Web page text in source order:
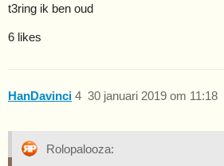
t3ring ik ben oud
6 likes
HanDavinci 30 januari 2019 om 11:18
4
Rolopalooza: